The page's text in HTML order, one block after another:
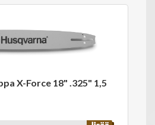
X-Force 18" .325" 1,5